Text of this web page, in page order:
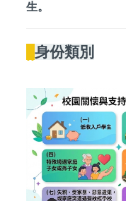
生。
身份類別